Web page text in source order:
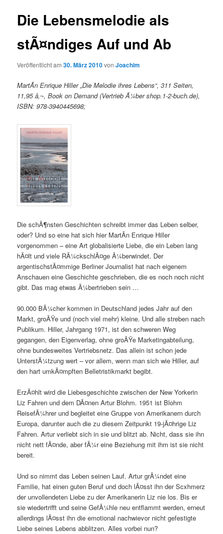
Die Lebensmelodie als
stÃ¤ndiges Auf und Ab
Veröffentlicht am30. März 2010vonJoachim
MartÃ­n Enrique Hiller „Die Melodie ihres Lebens“, 311 Seiten,
11,95 â‚¬, Book on Demand (Vertrieb Ã¼ber shop.1-2-buch.de),
ISBN: 978-3940445698;
Die schÃ¶nsten Geschichten schreibt immer das Leben selber,
oder? Und so eine hat sich hier MartÃ­n Enrique Hiller
vorgenommen – eine Art globalisierte Liebe, die ein Leben lang
hÃ¤lt und viele RÃ¼ckschlÃ¤ge Ã¼berwindet. Der
argentischstÃ¤mmige Berliner Journalist hat nach eigenem
Anschauen eine Geschichte geschrieben, die es noch noch nicht
gibt. Das mag etwas Ã¼bertrieben sein …
90.000 BÃ¼cher kommen in Deutschland jedes Jahr auf den
Markt, groÃŸe und (noch viel mehr) kleine. Und alle streben nach
Publikum. Hiller, Jahrgang 1971, ist den schweren Weg
gegangen, den Eigenverlag, ohne groÃŸe Marketingabteilung,
ohne bundesweites Vertriebsnetz. Das allein ist schon jede
UnterstÃ¼tzung wert – vor allem, wenn man sich wie Hiller, auf
den hart umkÃ¤mpften Belletristikmarkt begibt.
ErzÃ¤hlt wird die Liebesgeschichte zwischen der New Yorkerin
Liz Fahren und dem DÃ¤nen Artur Blohm. 1951 ist Blohm
ReisefÃ¼hrer und begleitet eine Gruppe von Amerikanern durch
Europa, darunter auch die zu diesem Zeitpunkt 19-jÃ¤hrige Liz
Fahren. Artur verliebt sich in sie und blitzt ab. Nicht, dass sie ihn
nicht nett fÃ¤nde, aber fÃ¼r eine Beziehung mit ihm ist sie nicht
bereit.
Und so nimmt das Leben seinen Lauf. Artur grÃ¼ndet eine
Familie, hat einen guten Beruf und doch lÃ¤sst ihn der Scxhmerz
der unvollendeten Liebe zu der Amerikanerin Liz nie los. Bis er
sie wiedertrifft und seine GefÃ¼hle neu entflammt werden, erneut
allerdings lÃ¤sst ihn die emotional nachwievor nicht gefestigte
Liebe seines Lebens abblitzen. Alles vorbei nun?